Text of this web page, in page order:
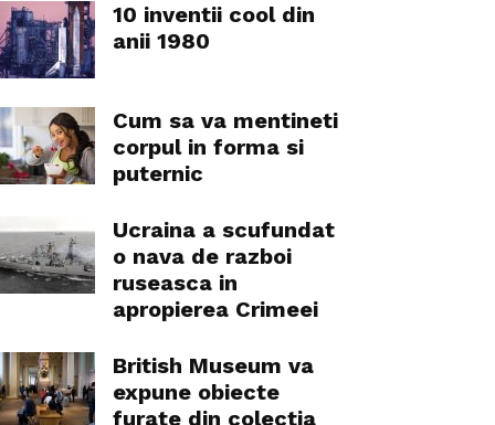
10 inventii cool din
anii 1980
Cum sa va mentineti
corpul in forma si
puternic
Ucraina a scufundat
o nava de razboi
ruseasca in
apropierea Crimeei
British Museum va
expune obiecte
furate din colectia